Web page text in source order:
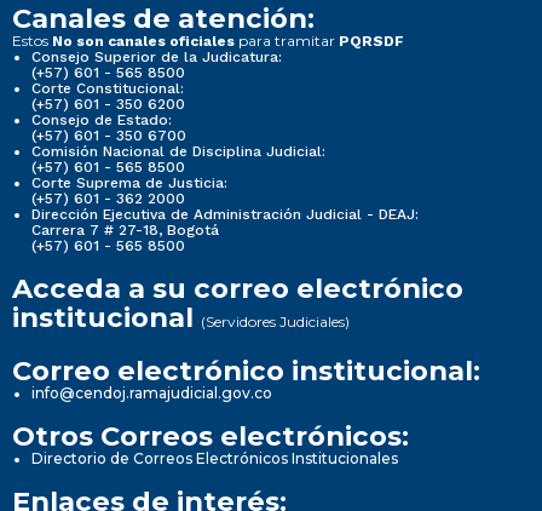
Canales de atención:
Estos No son canales oficiales para tramitar PQRSDF
Consejo Superior de la Judicatura:
(+57) 601 - 565 8500
Corte Constitucional:
(+57) 601 - 350 6200
Consejo de Estado:
(+57) 601 - 350 6700
Comisión Nacional de Disciplina Judicial:
(+57) 601 - 565 8500
Corte Suprema de Justicia:
(+57) 601 - 362 2000
Dirección Ejecutiva de Administración Judicial - DEAJ:
Carrera 7 # 27-18, Bogotá
(+57) 601 - 565 8500
Acceda a su correo electrónico
institucional (Servidores Judiciales)
Correo electrónico institucional:
info@cendoj.ramajudicial.gov.co
Otros Correos electrónicos:
Directorio de Correos Electrónicos Institucionales
Enlaces de interés: